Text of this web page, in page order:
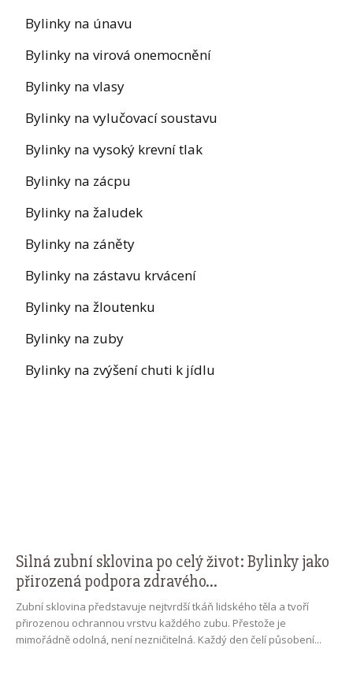
Bylinky na únavu
Bylinky na virová onemocnění
Bylinky na vlasy
Bylinky na vylučovací soustavu
Bylinky na vysoký krevní tlak
Bylinky na zácpu
Bylinky na žaludek
Bylinky na záněty
Bylinky na zástavu krvácení
Bylinky na žloutenku
Bylinky na zuby
Bylinky na zvýšení chuti k jídlu
Silná zubní sklovina po celý život: Bylinky jako
přirozená podpora zdravého...
Zubní sklovina představuje nejtvrdší tkáň lidského těla a tvoří
přirozenou ochrannou vrstvu každého zubu. Přestože je
mimořádně odolná, není nezničitelná. Každý den čelí působení...